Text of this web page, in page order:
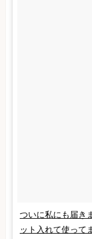
ついに私にも届き
ット入れて使って